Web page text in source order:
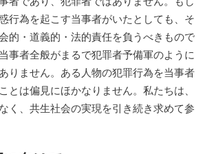
行為を起こす当事者がいたとしても、そ
的・道義的・法的責任を負うべきもので
事者全般がまるで犯罪者予備軍のように
りません。ある人物の犯罪行為を当事者
とは偏見にほかなりません。私たちは、
く、共生社会の実現を引き続き求めて参